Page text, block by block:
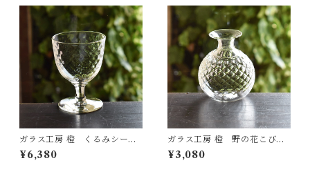
ガラス工房 橙 くるみシード
ルグラス（ダイヤ）
¥6,380
ガラス工房 橙 野の花こびん
（丸・ダイヤ）
¥3,080